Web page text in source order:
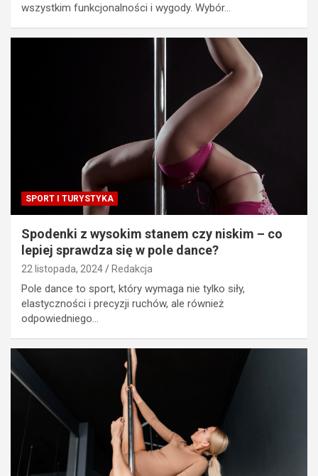
wszystkim funkcjonalności i wygody. Wybór…
SPORT I TURYSTYKA
Spodenki z wysokim stanem czy niskim – co
lepiej sprawdza się w pole dance?
22 listopada, 2024 Redakcja
Pole dance to sport, który wymaga nie tylko siły,
elastyczności i precyzji ruchów, ale również
odpowiedniego…